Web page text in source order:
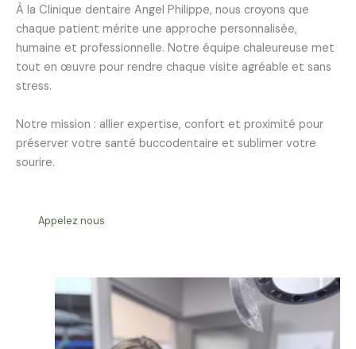
À la Clinique dentaire Angel Philippe, nous croyons que
chaque patient mérite une approche personnalisée,
humaine et professionnelle. Notre équipe chaleureuse met
tout en œuvre pour rendre chaque visite agréable et sans
stress.
Notre mission : allier expertise, confort et proximité pour
préserver votre santé buccodentaire et sublimer votre
sourire.
Appelez nous